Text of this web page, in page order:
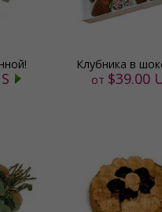
Клубника в
от $39.00